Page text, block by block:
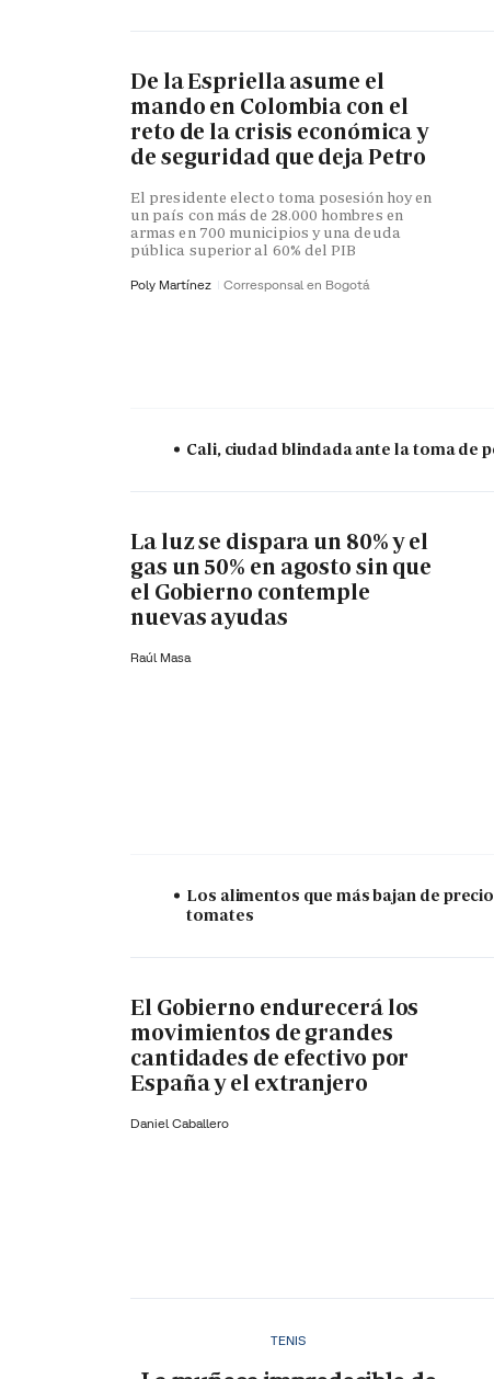
De la Espriella asume el
mando en Colombia con el
reto de la crisis económica y
de seguridad que deja Petro
El presidente electo toma posesión hoy en
un país con más de 28.000 hombres en
armas en 700 municipios y una deuda
pública superior al 60% del PIB
Poly Martínez Corresponsal en Bogotá
Cali, ciudad blindada ante la toma de
La luz se dispara un 80% y el
gas un 50% en agosto sin que
el Gobierno contemple
nuevas ayudas
Raúl Masa
Los alimentos que más bajan de
tomates
El Gobierno endurecerá los
movimientos de grandes
cantidades de efectivo por
España y el extranjero
Daniel Caballero
TENIS